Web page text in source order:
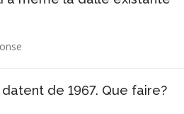
de 1967. Que faire?